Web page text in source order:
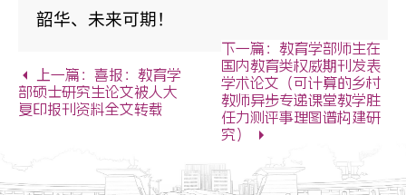
韶华、未来可期！
上一篇：喜报：教育学
部硕士研究生论文被人大
复印报刊资料全文转载
下一篇：教育学部师生在
国内教育类权威期刊发表
学术论文（可计算的乡村
教师异步专递课堂教学胜
任力测评事理图谱构建研
究）